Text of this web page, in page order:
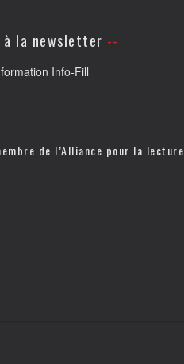
à la newsletter
Info-Fill
de l’Alliance pour la lecture